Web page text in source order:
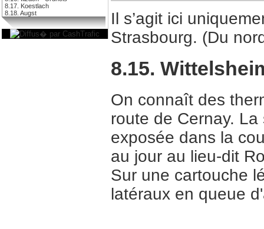
8.17. Koestlach
8.18. Augst
Il s’agit ici
Strasbourg. (Du
8.15.
On connaît des
route de Cernay.
exposée dans la
au jour au lieu-dit
Sur une cartouche
latéraux en queue